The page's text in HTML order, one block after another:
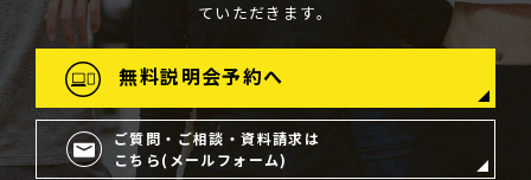
ていただきます。
無料説明会予約へ
ご質問・ご相談・資料請求は
こちら(メールフォーム)